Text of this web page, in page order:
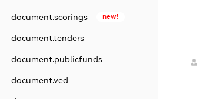
document.scorings new!
document.tenders
document.publicfunds
document.ved